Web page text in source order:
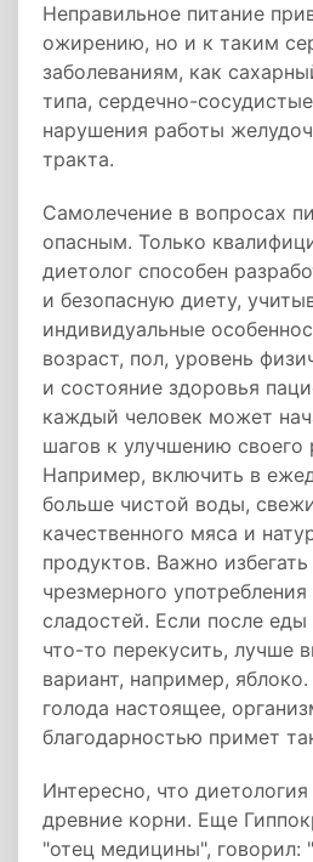
Неправильное питание
ожирению, но и к таким
заболеваниям, как
типа, сердечно-
нарушения работы
тракта.
Самолечение в вопросах
опасным. Только
диетолог способен
и безопасную диету,
индивидуальные
возраст, пол, уровень
и состояние здоровья
каждый человек может
шагов к улучшению своего
Например, включить в
больше чистой воды,
качественного мяса и
продуктов. Важно
чрезмерного
сладостей. Если после
что-то перекусить, лучше
вариант, например,
голода настоящее,
благодарностью примет
Интересно, что
древние корни. Еще
"отец медицины", говорил: